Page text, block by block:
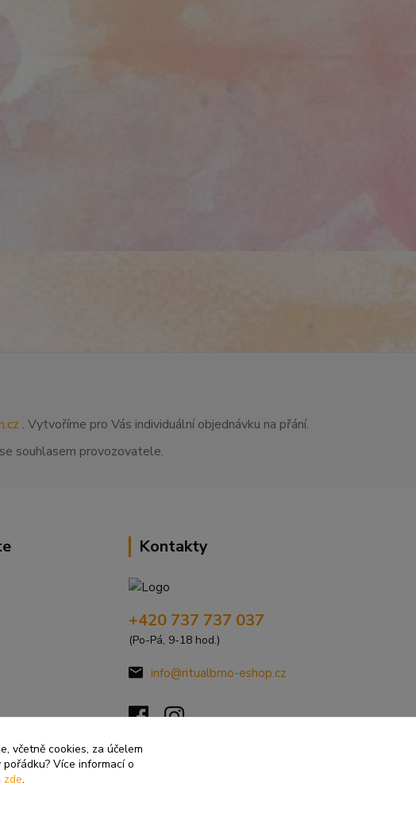
. Vytvoříme pro Vás individuální objednávku na přání.
souhlasem provozovatele.
Kontakty
+420 737 737 037
(Po-Pá, 9-18 hod.)
info@ritualbrno-eshop.cz
včetně cookies, za účelem
Více informací o
zde.